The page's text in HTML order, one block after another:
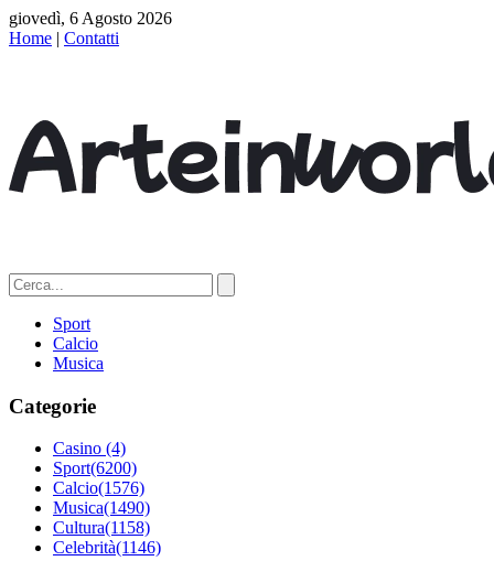
giovedì, 6 Agosto 2026
Home | Contatti
Sport
Calcio
Musica
Categorie
Casino (4)
Sport(6200)
Calcio(1576)
Musica(1490)
Cultura(1158)
Celebrità(1146)